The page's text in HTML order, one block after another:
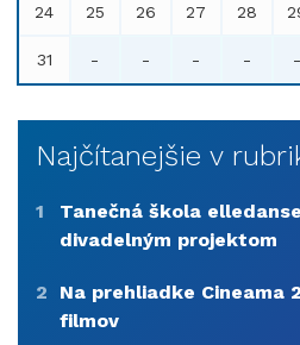
24 25 26 27 28
31 - - - - -
Najčítanejšie v
1
Tanečná škola
divadelným projektom
2
Na prehliadke Cineama
filmov